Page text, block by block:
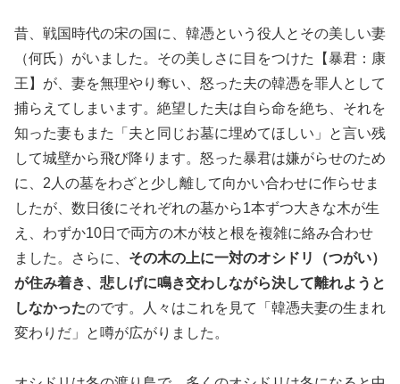
昔、戦国時代の宋の国に、韓憑という役人とその美しい妻
（何氏）がいました。その美しさに目をつけた【暴君：康
王】が、妻を無理やり奪い、怒った夫の韓憑を罪人として
捕らえてしまいます。絶望した夫は自ら命を絶ち、それを
知った妻もまた「夫と同じお墓に埋めてほしい」と言い残
して城壁から飛び降ります。怒った暴君は嫌がらせのため
に、2人の墓をわざと少し離して向かい合わせに作らせま
したが、数日後にそれぞれの墓から1本ずつ大きな木が生
え、わずか10日で両方の木が枝と根を複雑に絡み合わせ
ました。さらに、 その木の上に一対のオシドリ（つがい）
が住み着き、悲しげに鳴き交わしながら決して離れようと
しなかったのです。人々はこれを見て「韓憑夫妻の生まれ
変わりだ」と噂が広がりました。